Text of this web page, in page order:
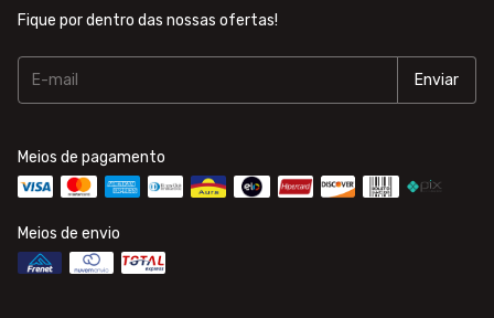
Fique por dentro das nossas ofertas!
Meios de pagamento
Meios de envio